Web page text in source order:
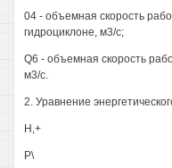
04 - объемная скорость
гидроциклоне, м3/с;
Q6 - объемная скорость
м3/с.
2. Уравнение
Н,+
Р\